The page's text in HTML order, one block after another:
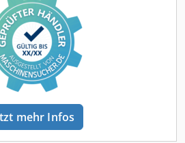
mehr Infos